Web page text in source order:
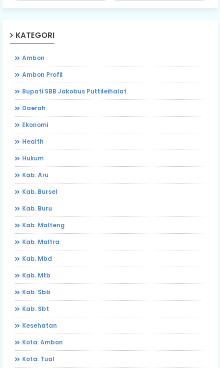
KATEGORI
Ambon
Ambon Profil
Bupati SBB Jakobus Puttileihalat
Daerah
Ekonomi
Health
Hukum
Kab. Aru
Kab. Bursel
Kab. Buru
Kab. Malteng
Kab. Maltra
Kab. Mbd
Kab. Mtb
Kab. Sbb
Kab. Sbt
Kesehatan
Kota. Ambon
Kota. Tual